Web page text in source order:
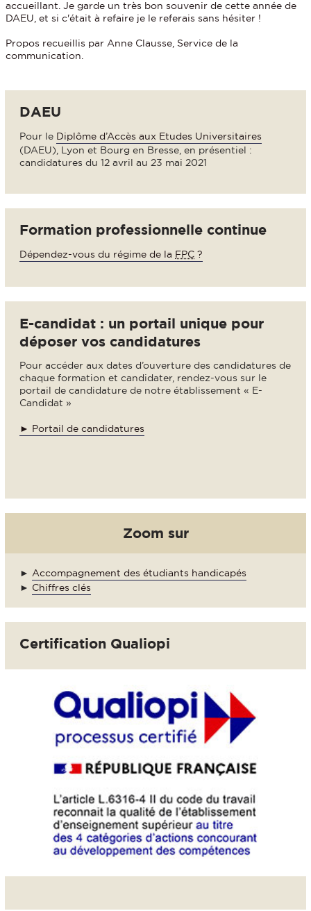
accueillant. Je garde un très bon souvenir de cette année de
DAEU, et si c'était à refaire je le referais sans hésiter !
Propos recueillis par Anne Clausse, Service de la
communication.
DAEU
Pour le Diplôme d’Accès aux Etudes Universitaires
(DAEU), Lyon et Bourg en Bresse, en présentiel :
candidatures du 12 avril au 23 mai 2021
Formation professionnelle continue
Dépendez-vous du régime de la FPC ?
E-candidat : un portail unique pour
déposer vos candidatures
Pour accéder aux dates d’ouverture des candidatures de
chaque formation et candidater, rendez-vous sur le
portail de candidature de notre établissement « E-
Candidat »
► Portail de candidatures
Zoom sur
► Accompagnement des étudiants handicapés
► Chiffres clés
Certification Qualiopi